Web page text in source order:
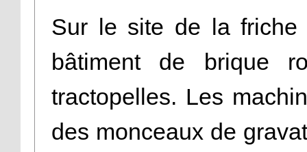
Sur le site de la friche
bâtiment de brique
tractopelles. Les
des monceaux de